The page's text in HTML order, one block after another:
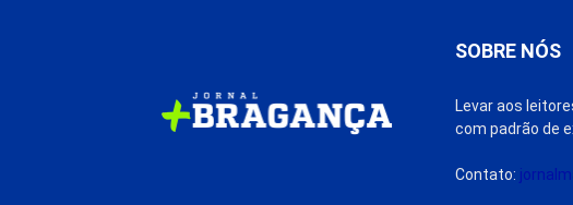
SOBRE NÓS
Levar aos
com padrão de
Contato: